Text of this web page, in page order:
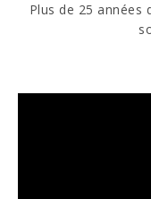
Plus de 25 années